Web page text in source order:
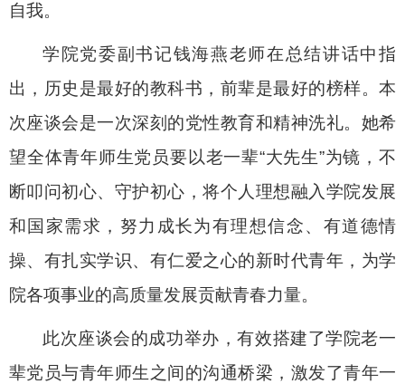
自我。
学院党委副书记钱海燕老师在总结讲话中指
出，历史是最好的教科书，前辈是最好的榜样。本
次座谈会是一次深刻的党性教育和精神洗礼。她希
望全体青年师生党员要以老一辈“大先生”为镜，不
断叩问初心、守护初心，将个人理想融入学院发展
和国家需求，努力成长为有理想信念、有道德情
操、有扎实学识、有仁爱之心的新时代青年，为学
院各项事业的高质量发展贡献青春力量。
此次座谈会的成功举办，有效搭建了学院老一
辈党员与青年师生之间的沟通桥梁，激发了青年一